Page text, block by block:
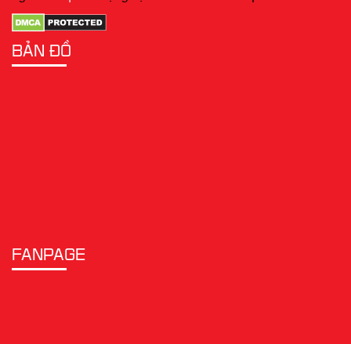
BẢN ĐỒ
FANPAGE